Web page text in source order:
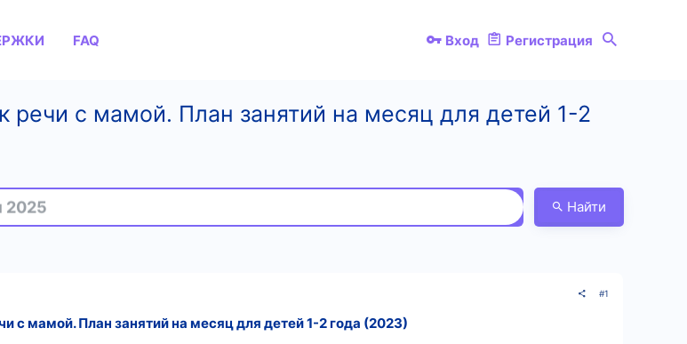
FAQ Вход Регистрация
речи с мамой. План занятий на месяц для детей 1-2
2025
Найти
#1
с мамой. План занятий на месяц для детей 1-2 года (2023)